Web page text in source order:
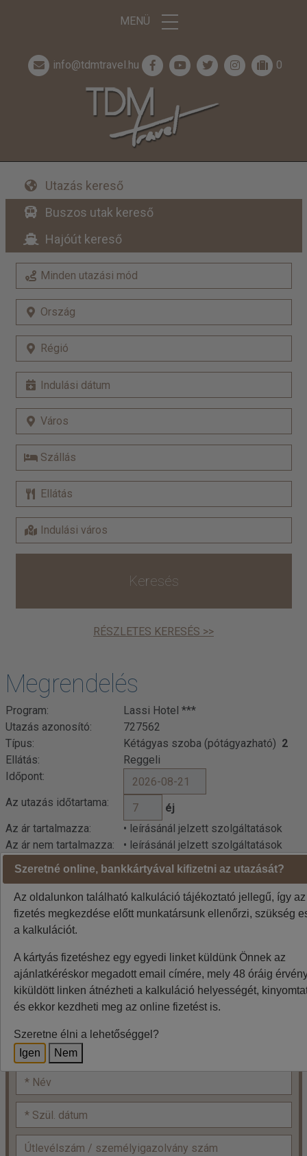
MENÜ
info@tdmtravel.hu 0
Utazás kereső
Buszos utak kereső
Hajóút kereső
Keresés
RÉSZLETES KERESÉS >>
Megrendelés
Program:
Lassi Hotel ***
Utazás azonosító:
727562
Típus:
Kétágyas szoba (pótágyazható) 2
Ellátás:
Reggeli
Időpont:
Az utazás időtartama:
éj
Az ár tartalmazza:
• leírásánál jelzett szolgáltatások
Az ár nem tartalmazza:
• leírásánál jelzett szolgáltatások
Kalkuláció
szíveskedjenek!
Ár:
Ft/fő, 2F, budapesti indulás2
+Felnőtt:
Szeretné online, bankkártyával kifizetni az utazását?
Az oldalunkon található kalkuláció tájékoztató jellegű, így
fizetés megkezdése előtt munkatársunk ellenőrzi, szükség
a kalkulációt.
A kártyás fizetéshez egy egyedi linket küldünk Önnek az
ajánlatkéréskor megadott email címére, mely 48 óráig
kiküldött linken átnézheti a kalkuláció helyességét,
és ekkor kezdheti meg az online fizetést is.
Szeretne élni a lehetőséggel?
Igen
Nem